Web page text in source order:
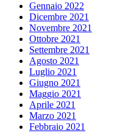
Gennaio 2022
Dicembre 2021
Novembre 2021
Ottobre 2021
Settembre 2021
Agosto 2021
Luglio 2021
Giugno 2021
Maggio 2021
Aprile 2021
Marzo 2021
Febbraio 2021